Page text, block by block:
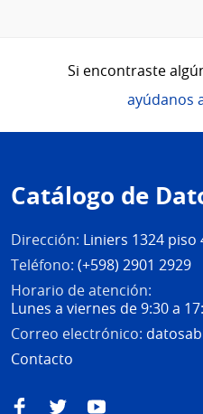
Si encontraste
ayúdanos
de
página
Catálogo de
Dirección: Liniers 1324 piso
Teléfono: (+598) 2901 2929
Horario de atención:
Lunes a viernes de 9:30 a
Correo electrónico:
Contacto
FacebookTwitterYouTube